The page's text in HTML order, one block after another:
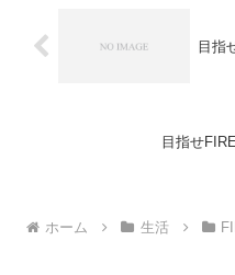
目指
目指せ
ホーム 生活